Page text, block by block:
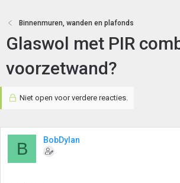
Binnenmuren, wanden en plafonds
Glaswol met PIR
voorzetwand?
Niet open voor verdere reacties.
B BobDylan